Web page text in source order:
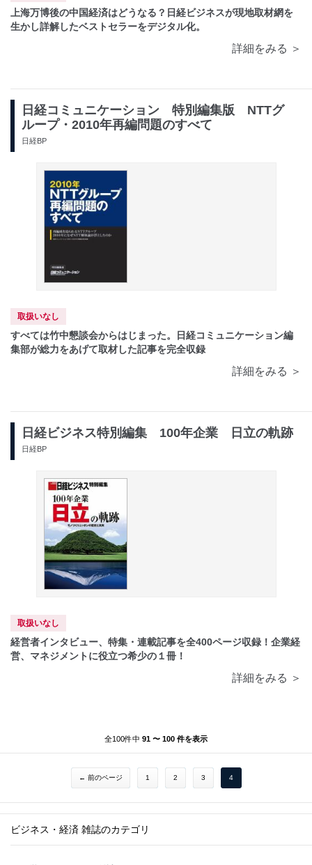
上海万博後の中国経済はどうなる？日経ビジネスが現地取材網を
生かし詳解したベストセラーをデジタル化。
詳細をみる ＞
日経コミュニケーション 特別編集版 NTTグ
ループ・2010年再編問題のすべて
日経BP
取扱いなし
すべては竹中懇談会からはじまった。日経コミュニケーション編
集部が総力をあげて取材した記事を完全収録
詳細をみる ＞
日経ビジネス特別編集 100年企業 日立の軌跡
日経BP
取扱いなし
経営者インタビュー、特集・連載記事を全400ページ収録！企業経
営、マネジメントに役立つ希少の１冊！
詳細をみる ＞
全100件中 91 〜 100 件を表示
← 前のページ 1 2 3 4
ビジネス・経済 雑誌のカテゴリ